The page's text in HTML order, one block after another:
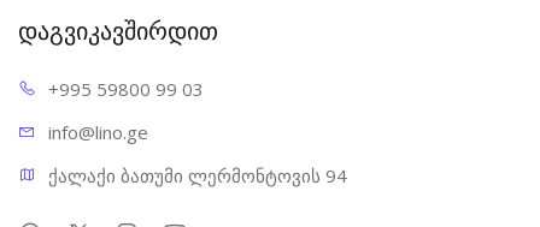
მონაცემთა გადაცემის სიჩქარე: 1.2 Mbps-მდე
USB 1.1 / 2.0 / 3.0 მხარდაჭერა
Plug & Play მხარდაჭერა
თავსებადობა: Windows / Linux / Mac OS
სტაბილური და საიმედო კავშირი
დაგვიკავშირდით
+995 59800 99 03
info@lino.ge
ქალაქი ბათუმი ლერმონტოვის 94